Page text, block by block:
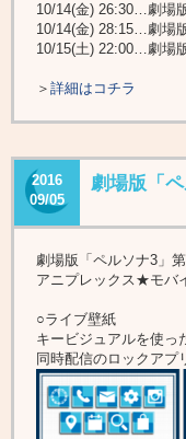
10/14(金) 26:30…劇場
10/14(金) 28:15…劇場
10/15(土) 22:00…劇場
＞ 詳細はコチラ
2016
09/05
劇場版「
劇場版「ペルソナ3」
アニプレックス★モバ
○ライブ壁紙
キービジュアルを使っ
同時配信のロックアプ